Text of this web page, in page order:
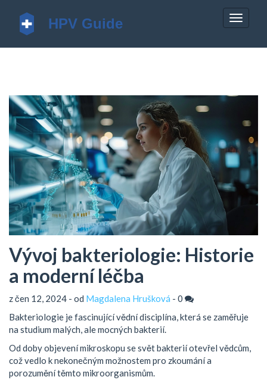
Vývoj bakteriologie: Historie
a moderní léčba
z čen 12, 2024 - od Magdalena Hrušková - 0
Bakteriologie je fascinující vědní disciplína, která se zaměřuje
na studium malých, ale mocných bakterií.
Od doby objevení mikroskopu se svět bakterií otevřel vědcům,
což vedlo k nekonečným možnostem pro zkoumání a
porozumění těmto mikroorganismům.